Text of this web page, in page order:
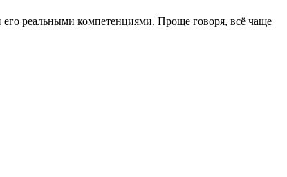
реальными компетенциями. Проще говоря, всё чаще